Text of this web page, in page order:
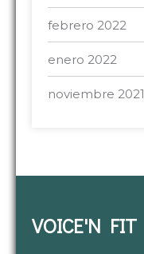
febrero 2022
enero 2022
noviembre 2021
VOICE'N FIT